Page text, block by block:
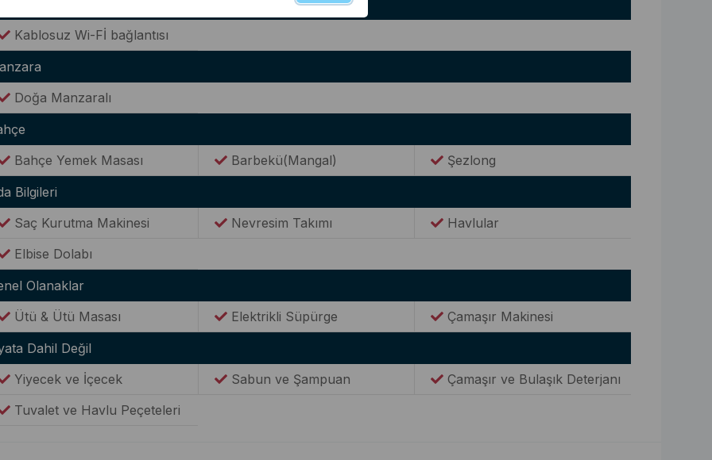
Kablosuz Wi-Fİ bağlantısı
Doğa Manzaralı
Bahçe Yemek Masası
Barbekü(Mangal)
Şezlong
Bilgileri
Saç Kurutma Makinesi
Nevresim Takımı
Havlular
Elbise Dolabı
Olanaklar
Ütü & Ütü Masası
Elektrikli Süpürge
Çamaşır Makinesi
Dahil Değil
Yiyecek ve İçecek
Sabun ve Şampuan
Çamaşır ve Bulaşık Deterjanı
Tuvalet ve Havlu Peçeteleri